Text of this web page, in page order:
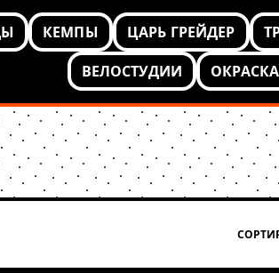
КЕМПЫ ЦАРЬ ГРЕЙДЕР
ВЕЛОСТУДИИ
ОКРАСКА